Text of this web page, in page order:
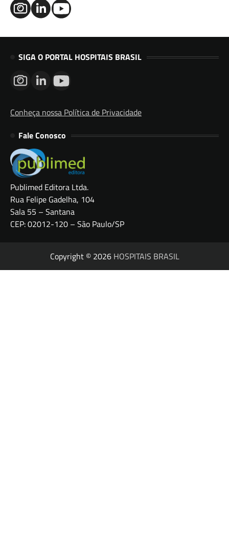
SIGA O PORTAL HOSPITAIS BRASIL
Conheça nossa Política de Privacidade
Fale Conosco
Publimed Editora Ltda.
Rua Felipe Gadelha, 104
Sala 55 – Santana
CEP: 02012-120 – São Paulo/SP
Copyright © 2026 HOSPITAIS BRASIL